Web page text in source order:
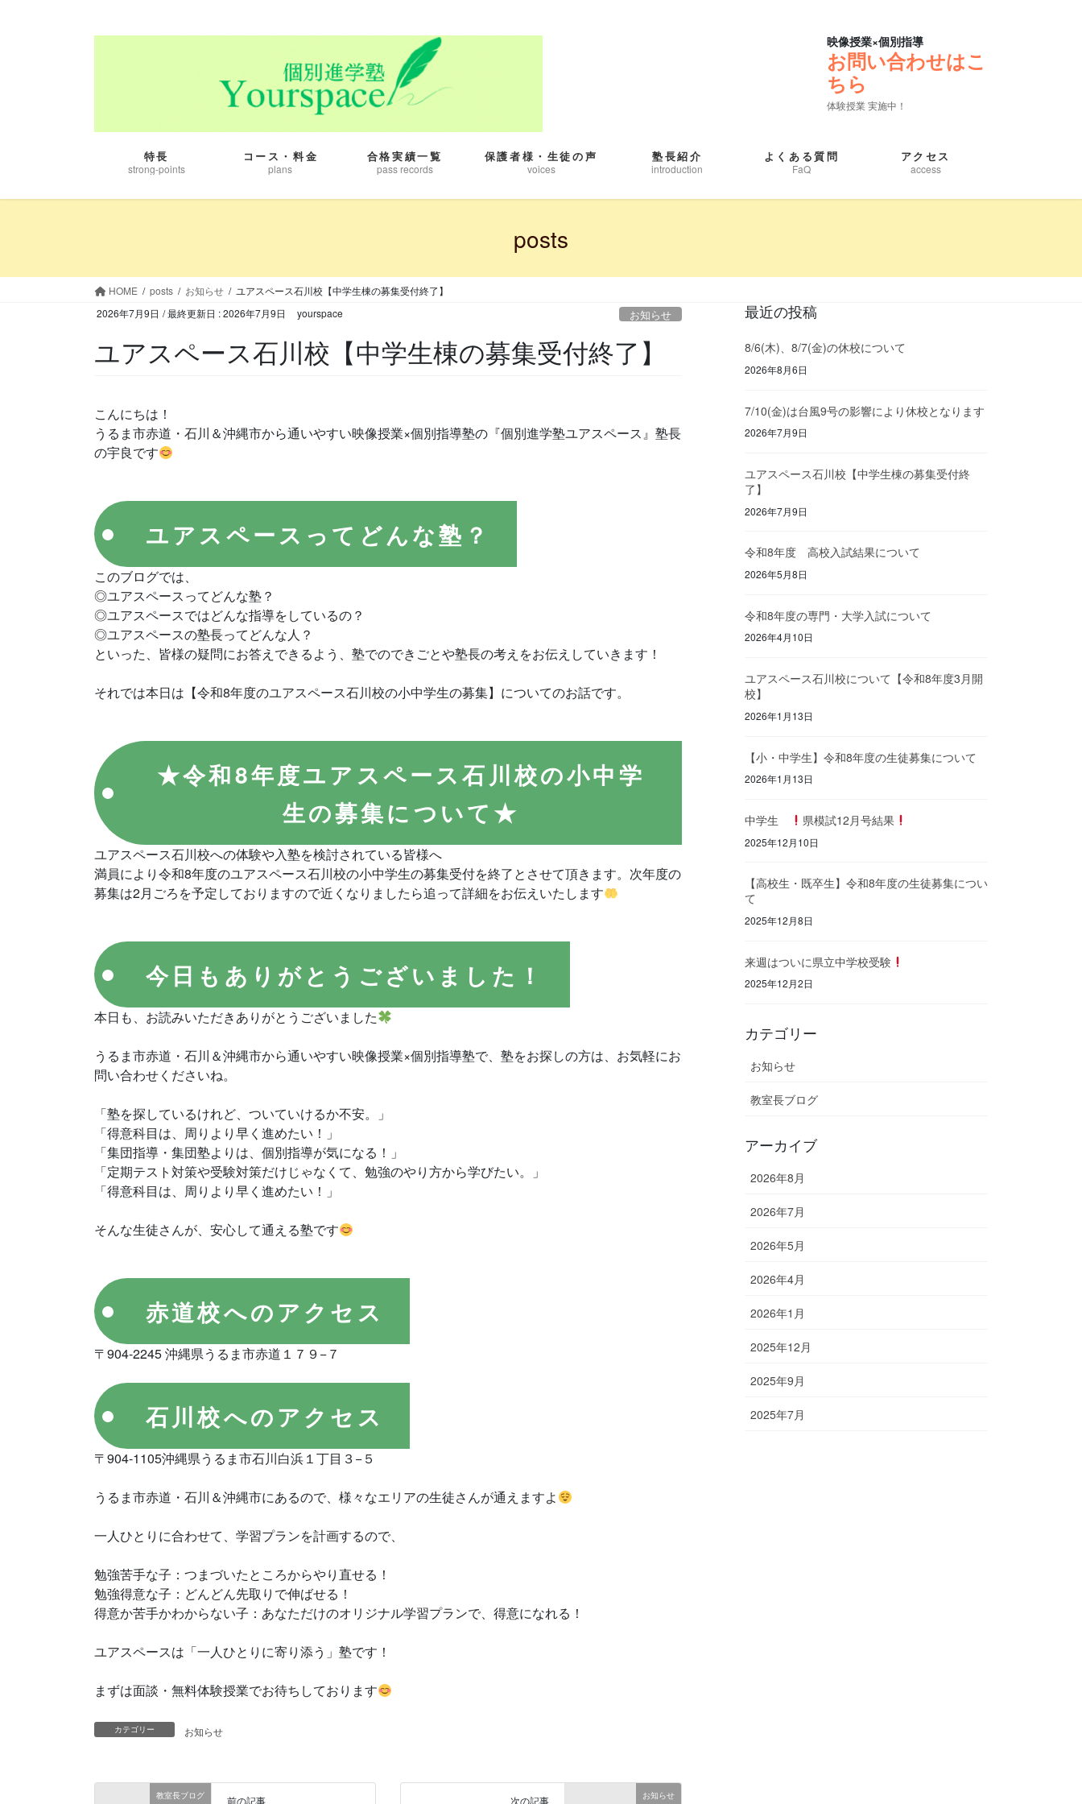
映像授業×個別指導
お問い合わせはこ
ちら
体験授業 実施中！
特長
strong-points
コース・料金
plans
合格実績一覧
pass records
保護者様・生徒の声
voices
塾長紹介
introduction
よくある質問
FaQ
アクセス
access
posts
HOME posts お知らせ
ユアスペース石川校【中学生棟の募集受付終了】
2026年7月9日 / 最終更新日 :2026年7月9日 yourspace お知らせ
ユアスペース石川校【中学生棟の募集受付終了】
こんにちは！
うるま市赤道・石川＆沖縄市から通いやすい映像授業×個別指導塾の『個別進学塾ユアスペース』塾長
の宇良です
ユアスペースってどんな塾？
このブログでは、
◎ユアスペースってどんな塾？
◎ユアスペースではどんな指導をしているの？
◎ユアスペースの塾長ってどんな人？
といった、皆様の疑問にお答えできるよう、塾でのできごとや塾長の考えをお伝えしていきます！
それでは本日は【令和8年度のユアスペース石川校の小中学生の募集】についてのお話です。
★令和8年度ユアスペース石川校の小中学
生の募集について★
ユアスペース石川校への体験や入塾を検討されている皆様へ
満員により令和8年度のユアスペース石川校の小中学生の募集受付を終了とさせて頂きます。次年度の
募集は2月ごろを予定しておりますので近くなりましたら追って詳細をお伝えいたします
今日もありがとうございました！
本日も、お読みいただきありがとうございました
うるま市赤道・石川＆沖縄市から通いやすい映像授業×個別指導塾で、塾をお探しの方は、お気軽にお
問い合わせくださいね。
「塾を探しているけれど、ついていけるか不安。」
「得意科目は、周りより早く進めたい！」
「集団指導・集団塾よりは、個別指導が気になる！」
「定期テスト対策や受験対策だけじゃなくて、勉強のやり方から学びたい。」
「得意科目は、周りより早く進めたい！」
そんな生徒さんが、安心して通える塾です
赤道校へのアクセス
〒904-2245 沖縄県うるま市赤道１７９−７
石川校へのアクセス
〒904-1105沖縄県うるま市石川白浜１丁目３−５
うるま市赤道・石川＆沖縄市にあるので、様々なエリアの生徒さんが通えますよ
一人ひとりに合わせて、学習プランを計画するので、
勉強苦手な子：つまづいたところからやり直せる！
勉強得意な子：どんどん先取りで伸ばせる！
得意か苦手かわからない子：あなただけのオリジナル学習プランで、得意になれる！
ユアスペースは「一人ひとりに寄り添う」塾です！
まずは面談・無料体験授業でお待ちしております
カテゴリー お知らせ
教室長ブログ 前の記事 お知らせ
次の記事
最近の投稿
8/6(木)、8/7(金)の休校について
2026年8月6日
7/10(金)は台風9号の影響により休校となります
2026年7月9日
ユアスペース石川校【中学生棟の募集受付終
了】
2026年7月9日
令和8年度 高校入試結果について
2026年5月8日
令和8年度の専門・大学入試について
2026年4月10日
ユアスペース石川校について【令和8年度3月開
校】
2026年1月13日
【小・中学生】令和8年度の生徒募集について
2026年1月13日
中学生 県模試12月号結果
2025年12月10日
【高校生・既卒生】令和8年度の生徒募集につい
て
2025年12月8日
来週はついに県立中学校受験
2025年12月2日
カテゴリー
お知らせ
教室長ブログ
アーカイブ
2026年8月
2026年7月
2026年5月
2026年4月
2026年1月
2025年12月
2025年9月
2025年7月